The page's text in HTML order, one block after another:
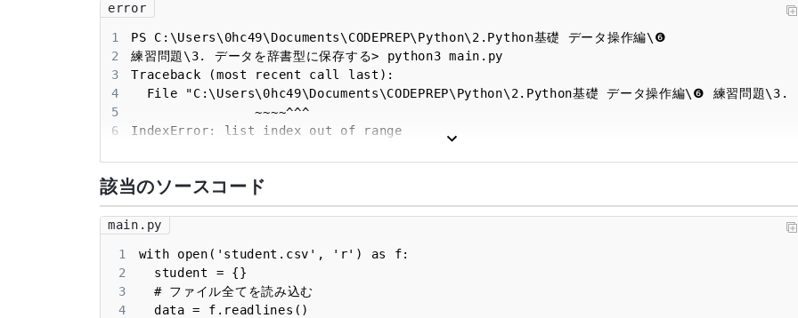
error
1
2
3
4
5
6
該当のソースコード
main.py
1
2
3
4